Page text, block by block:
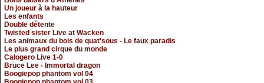
Un joueur à la hauteur
Les enfants
Double détente
Twisted sister Live at Wacken
Les animaux du bois de quat'sous - Le faux paradis
Le plus grand cirque du monde
Calogero Live 1-0
Bruce Lee - Immortal dragon
Boogiepop phantom vol 04